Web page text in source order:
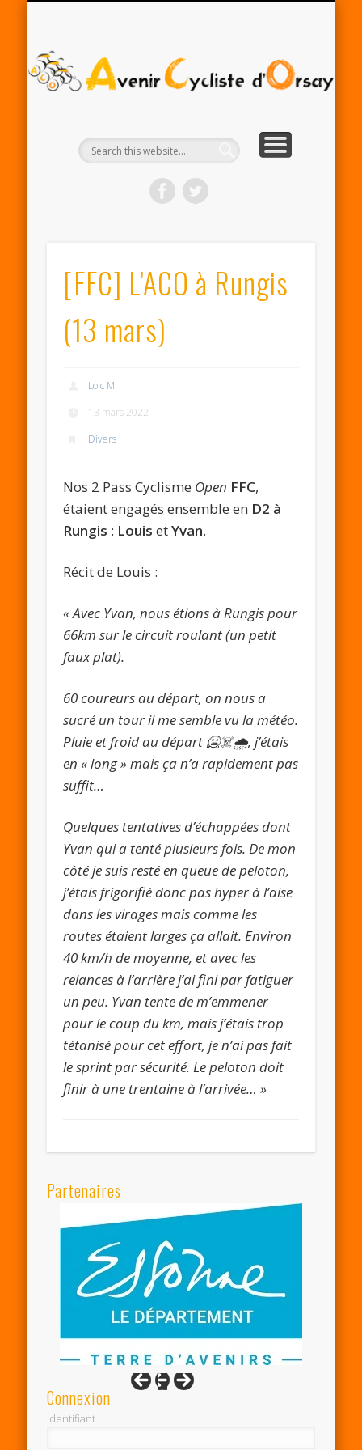
[FFC] L’ACO à Rungis
(13 mars)
Loic M
13 mars 2022
Divers
Nos 2 Pass Cyclisme Open FFC,
étaient engagés ensemble en D2 à
Rungis : Louis etYvan.
Récit de Louis :
« Avec Yvan, nous étions à Rungis pour
66km sur le circuit roulant (un petit
faux plat).
60 coureurs au départ, on nous a
sucré un tour il me semble vu la météo.
Pluie et froid au départ 🥶☠️🌧, j’étais
en « long » mais ça n’a rapidement pas
suffit…
Quelques tentatives d’échappées dont
Yvan qui a tenté plusieurs fois. De mon
côté je suis resté en queue de peloton,
j’étais frigorifié donc pas hyper à l’aise
dans les virages mais comme les
routes étaient larges ça allait. Environ
40 km/h de moyenne, et avec les
relances à l’arrière j’ai fini par fatiguer
un peu. Yvan tente de m’emmener
pour le coup du km, mais j’étais trop
tétanisé pour cet effort, je n’ai pas fait
le sprint par sécurité. Le peloton doit
finir à une trentaine à l’arrivée… »
Partenaires
Connexion
Identifiant